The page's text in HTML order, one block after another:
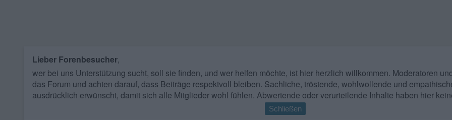
Lieber Forenbesucher,
wer bei uns Unterstützung sucht, soll sie finden, und wer helfen möchte, ist hier herzlich willkommen. Moderatoren
das Forum und achten darauf, dass Beiträge respektvoll bleiben. Sachliche, tröstende, wohlwollende und
ausdrücklich erwünscht, damit sich alle Mitglieder wohl fühlen. Abwertende oder verurteilende Inhalte haben hier
Schließen